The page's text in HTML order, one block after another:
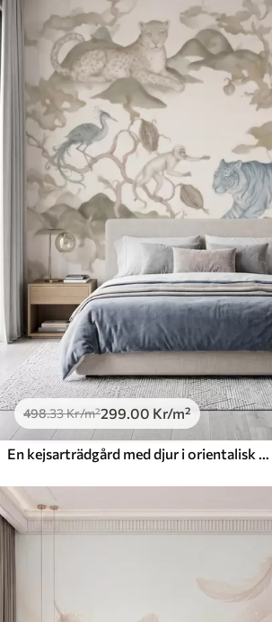
498.33Kr/m²299.00 Kr/m²
En kejsarträdgård med djur i orientalisk stil – apa, leopard, tiger, påfågel och häger